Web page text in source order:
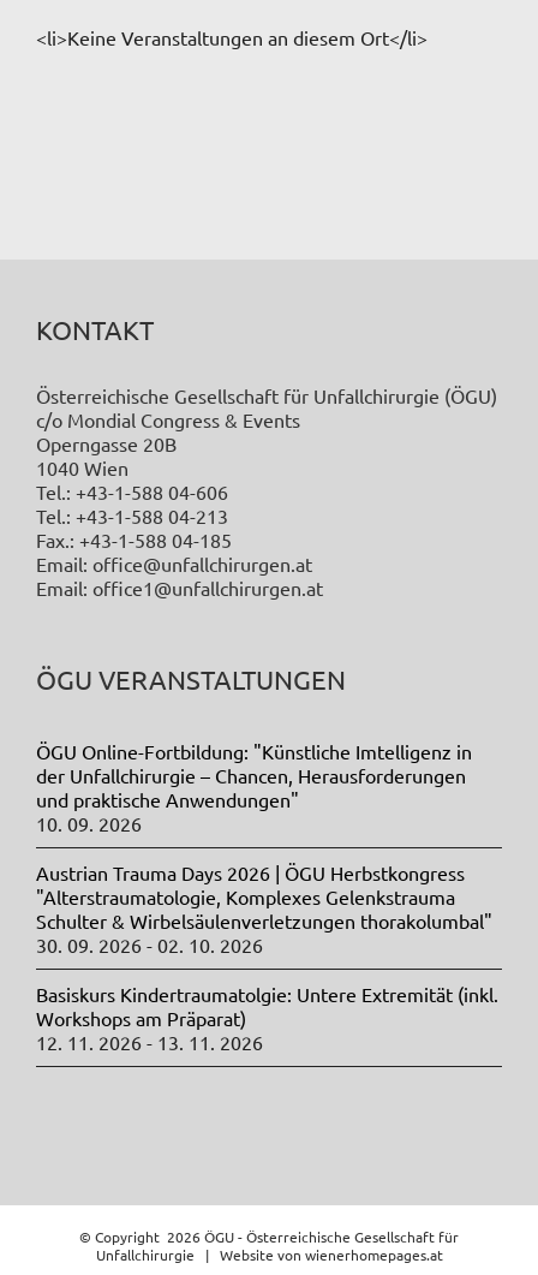
<li>Keine Veranstaltungen an diesem Ort</li>
KONTAKT
Österreichische Gesellschaft für Unfallchirurgie (ÖGU)
c/o Mondial Congress & Events
Operngasse 20B
1040 Wien
Tel.: +43-1-588 04-606
Tel.: +43-1-588 04-213
Fax.: +43-1-588 04-185
Email: office@unfallchirurgen.at
Email: office1@unfallchirurgen.at
ÖGU VERANSTALTUNGEN
ÖGU Online-Fortbildung: "Künstliche Imtelligenz in
der Unfallchirurgie – Chancen, Herausforderungen
und praktische Anwendungen"
10. 09. 2026
Austrian Trauma Days 2026 | ÖGU Herbstkongress
"Alterstraumatologie, Komplexes Gelenkstrauma
Schulter & Wirbelsäulenverletzungen thorakolumbal"
30. 09. 2026 - 02. 10. 2026
Basiskurs Kindertraumatolgie: Untere Extremität (inkl.
Workshops am Präparat)
12. 11. 2026 - 13. 11. 2026
© Copyright 2026 ÖGU - Österreichische Gesellschaft für
Unfallchirurgie | Website von wienerhomepages.at